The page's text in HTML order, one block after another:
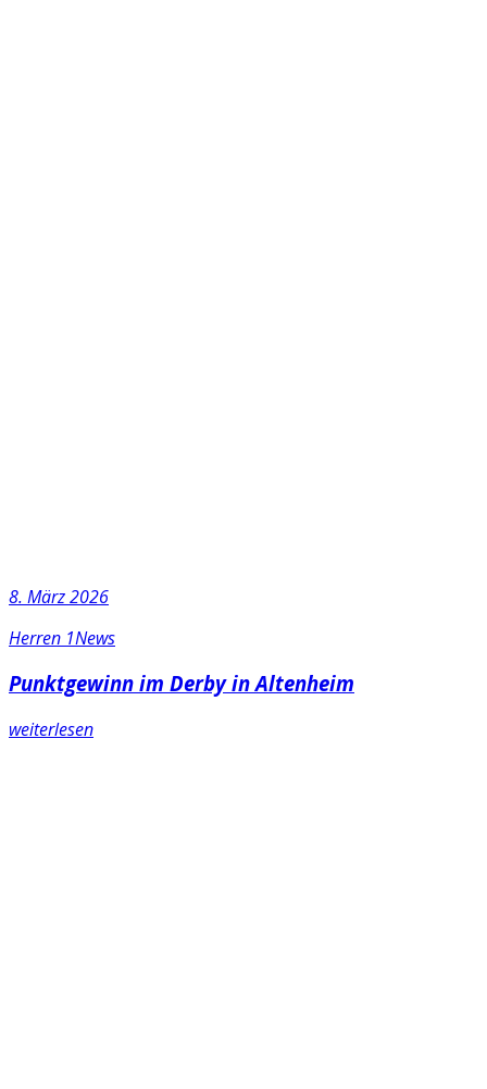
8. März 2026
Herren 1News
Punktgewinn im Derby in Altenheim
weiterlesen